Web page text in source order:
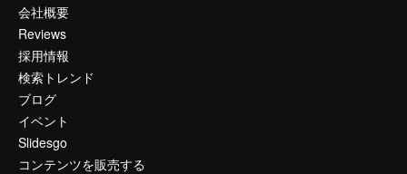
会社概要
Reviews
採用情報
検索トレンド
ブログ
イベント
Slidesgo
コンテンツを販売する